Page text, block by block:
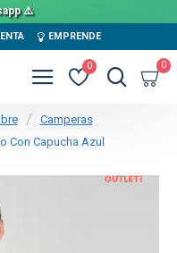
⚠️
EMPRENDE
0 0
Camperas
Con Capucha Azul
OUT